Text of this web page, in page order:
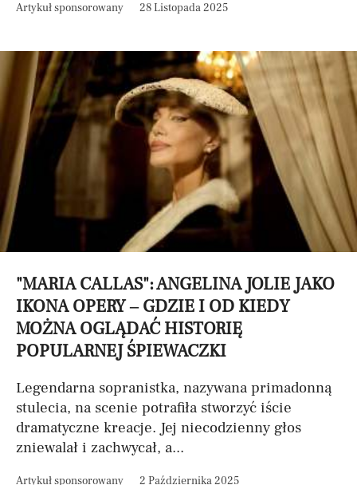
Artykuł sponsorowany 28 Listopada 2025
"MARIA CALLAS": ANGELINA JOLIE JAKO
IKONA OPERY – GDZIE I OD KIEDY
MOŻNA OGLĄDAĆ HISTORIĘ
POPULARNEJ ŚPIEWACZKI
Legendarna sopranistka, nazywana primadonną
stulecia, na scenie potrafiła stworzyć iście
dramatyczne kreacje. Jej niecodzienny głos
zniewalał i zachwycał, a...
Artykuł sponsorowany 2 Października 2025